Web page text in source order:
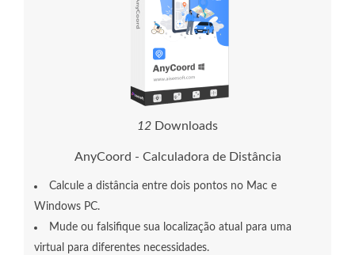
12 Downloads
AnyCoord - Calculadora de Distância
Calcule a distância entre dois pontos no Mac e
Windows PC.
Mude ou falsifique sua localização atual para uma
virtual para diferentes necessidades.